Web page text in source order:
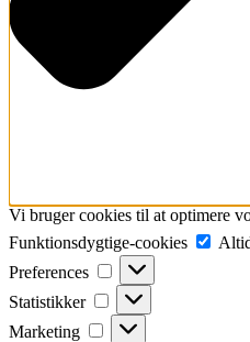
Vi bruger cookies til at optimere
Funktionsdygtige-cookies
Preferences
Preferences
Statistikker Statistikker
Marketing Marketing